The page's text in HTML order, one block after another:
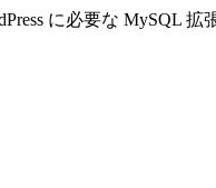
に必要な MySQL 拡